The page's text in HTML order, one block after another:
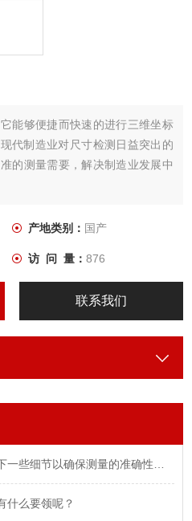
能够便捷而快速的进行三维坐标
代制造业对尺寸检测日益突出的
的测量需要，解决制造业发展中
产地类别： 国产
访 问 量： 876
联系我们
全自动影像测量仪需要注意以下一些细节以确保测量的准确性和可靠性
什么要领呢？